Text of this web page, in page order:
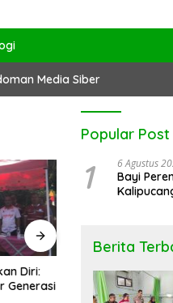
Media Siber
Diri:
Generasi
Ngobrol Bareng
Kesehatan
Popular Post
1 6 Agustus
Bayi
Berita